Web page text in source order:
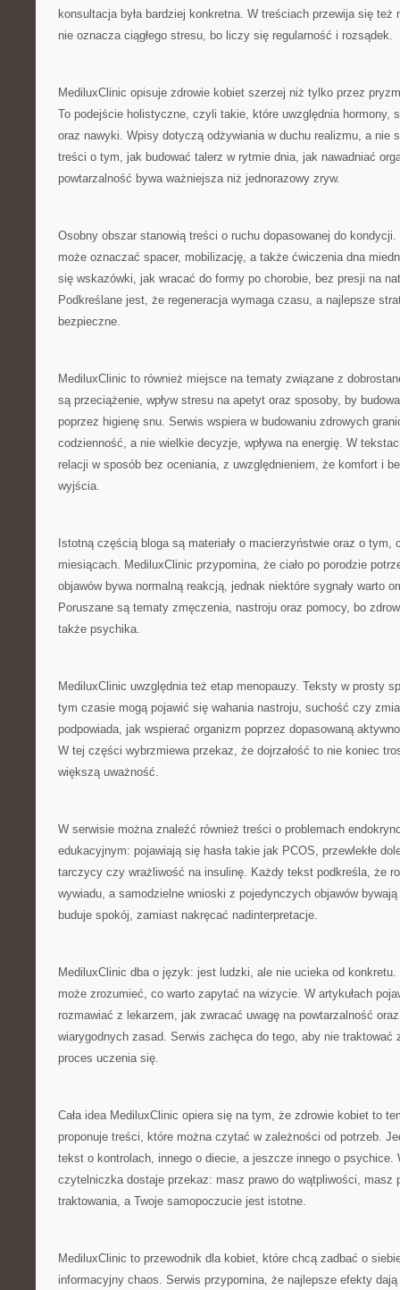
konsultacja była bardziej konkretna. W treściach przewija się też
nie oznacza ciągłego stresu, bo liczy się regularność i rozsądek.
MediluxClinic opisuje zdrowie kobiet szerzej niż tylko przez
To podejście holistyczne, czyli takie, które uwzględnia hormony,
oraz nawyki. Wpisy dotyczą odżywiania w duchu realizmu, a nie
treści o tym, jak budować talerz w rytmie dnia, jak nawadniać
powtarzalność bywa ważniejsza niż jednorazowy zryw.
Osobny obszar stanowią treści o ruchu dopasowanej do
może oznaczać spacer, mobilizację, a także ćwiczenia dna
się wskazówki, jak wracać do formy po chorobie, bez presji na
Podkreślane jest, że regeneracja wymaga czasu, a najlepsze
bezpieczne.
MediluxClinic to również miejsce na tematy związane z
są przeciążenie, wpływ stresu na apetyt oraz sposoby, by
poprzez higienę snu. Serwis wspiera w budowaniu zdrowych
codzienność, a nie wielkie decyzje, wpływa na energię. W
relacji w sposób bez oceniania, z uwzględnieniem, że komfort i
wyjścia.
Istotną częścią bloga są materiały o macierzyństwie oraz o tym,
miesiącach. MediluxClinic przypomina, że ciało po porodzie
objawów bywa normalną reakcją, jednak niektóre sygnały warto
Poruszane są tematy zmęczenia, nastroju oraz pomocy, bo
także psychika.
MediluxClinic uwzględnia też etap menopauzy. Teksty w prosty
tym czasie mogą pojawić się wahania nastroju, suchość czy
podpowiada, jak wspierać organizm poprzez dopasowaną
W tej części wybrzmiewa przekaz, że dojrzałość to nie koniec
większą uważność.
W serwisie można znaleźć również treści o problemach
edukacyjnym: pojawiają się hasła takie jak PCOS, przewlekłe
tarczycy czy wrażliwość na insulinę. Każdy tekst podkreśla, że
wywiadu, a samodzielne wnioski z pojedynczych objawów bywają
buduje spokój, zamiast nakręcać nadinterpretacje.
MediluxClinic dba o język: jest ludzki, ale nie ucieka od
może zrozumieć, co warto zapytać na wizycie. W artykułach
rozmawiać z lekarzem, jak zwracać uwagę na powtarzalność
wiarygodnych zasad. Serwis zachęca do tego, aby nie traktować
proces uczenia się.
Cała idea MediluxClinic opiera się na tym, że zdrowie kobiet to
proponuje treści, które można czytać w zależności od potrzeb.
tekst o kontrolach, innego o diecie, a jeszcze innego o psychice.
czytelniczka dostaje przekaz: masz prawo do wątpliwości, masz
traktowania, a Twoje samopoczucie jest istotne.
MediluxClinic to przewodnik dla kobiet, które chcą zadbać o
informacyjny chaos. Serwis przypomina, że najlepsze efekty